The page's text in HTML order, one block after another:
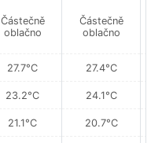
Částečně
oblačno
27.7°C
23.2°C
21.1°C
Částečně
oblačno
27.4°C
24.1°C
20.7°C